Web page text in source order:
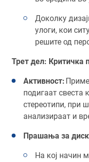
Доколку
улоги, кои
решите од
Трет дел: Критичка
Активност:
подигаат свеста
стереотипи, при
анализираат и
Прашања за
На кој начин